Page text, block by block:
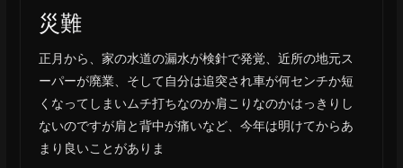
災難
正月から、家の水道の漏水が検針で発覚、近所の地元ス
ーパーが廃業、そして自分は追突され車が何センチか短
くなってしまいムチ打ちなのか肩こりなのかはっきりし
ないのですが肩と背中が痛いなど、今年は明けてからあ
まり良いことがありま